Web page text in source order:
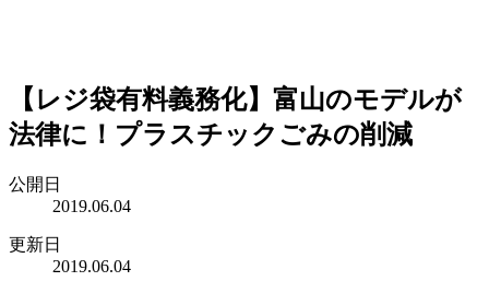
【レジ袋有料義務化】富山のモデルが
法律に！プラスチックごみの削減
公開日
2019.06.04
更新日
2019.06.04